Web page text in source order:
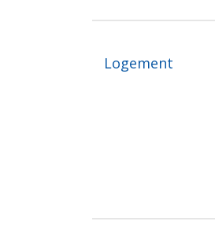
Logement